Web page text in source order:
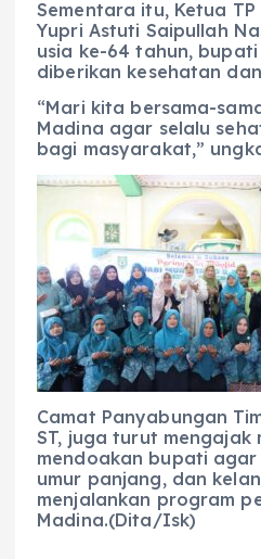
Sementara itu, Ketua TP
Yupri Astuti Saipullah
usia ke-64 tahun,
diberikan kesehatan
“Mari kita bersama-
Madina agar selalu
bagi masyarakat,”
Camat Panyabungan
ST, juga turut
mendoakan bupati
umur panjang, dan
menjalankan program
Madina.(Dita/Isk)